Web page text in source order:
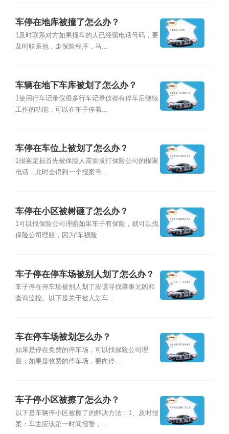
车停在地库被撞了怎么办？
1及时联系对方如果撞车的人已经留电话号码，要
及时联系他，走保险程序，马...
车辆在地下车库被划了怎么办？
1使用行车记录仪很多行车记录仪都有停车后继续
工作的功能，可以在车子停着...
车停在车位上被划了怎么办？
1报案定损首先被保险人需要拔打保险公司的报案
电话，此时会得到一个报案号...
车停在小区被树砸了怎么办？
1可以找保险公司理赔如果车子有保险，就可以找
保险公司理赔，因为“车损险...
车子停在停车场被别人划了怎么办？
车子停在停车场被别人划了应该寻找肇事元凶和
查询监控。以下是关于被人划车...
车在停车场被划怎么办？
如果是停在免费的停车场，可以找保险公司理
赔；如果是收费的停车场，要向停...
车子停小区被擦了怎么办？
以下是车辆停小区被擦了的解决方法：1、及时报
案：车主应该第一时间报警，...